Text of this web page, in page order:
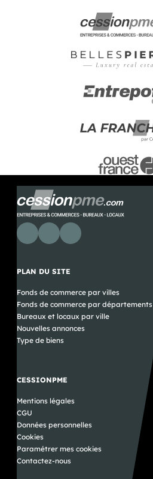
PLAN DU SITE
Fonds de commerce par villes
Fonds de commerce par départements
Bureaux et locaux par ville
Nouvelles annonces
Type de biens
CESSIONPME
Mentions légales
CGU
Données personnelles
Cookies
Paramétrer mes cookies
Contactez-nous